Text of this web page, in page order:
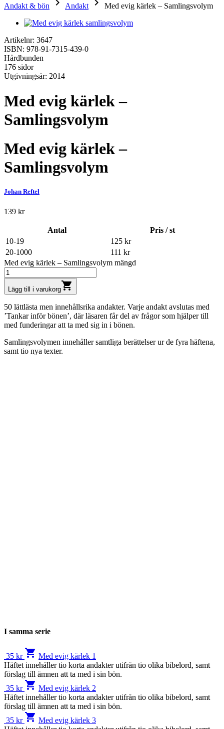
Andakt & bön keyboard_arrow_right Andakt keyboard_arrow_right Med evig kärlek – Samlingsvolym
Artikelnr: 3647
ISBN: 978-91-7315-439-0
Hårdbunden
176 sidor
Utgivningsår: 2014
Med evig kärlek –
Samlingsvolym
Med evig kärlek –
Samlingsvolym
Johan Reftel
139 kr
Antal
Pris / st
10-19
125 kr
20-1000
111 kr
Med evig kärlek – Samlingsvolym mängd
Lägg till i varukorgshopping_cart
50 lättlästa men innehållsrika andakter. Varje andakt avslutas med
’Tankar inför bönen’, där läsaren får del av frågor som hjälper till
med funderingar att ta med sig in i bönen.
Samlingsvolymen innehåller samtliga berättelser ur de fyra häftena,
samt tio nya texter.
I samma serie
35 kr shopping_cart Med evig kärlek 1
Häftet inne­håller tio korta andakter utifrån tio olika bibelord, samt
förslag till ämnen att ta med i sin bön.
35 kr shopping_cart Med evig kärlek 2
Häftet inne­håller tio korta andakter utifrån tio olika bibelord, samt
förslag till ämnen att ta med i sin bön.
35 kr shopping_cart Med evig kärlek 3